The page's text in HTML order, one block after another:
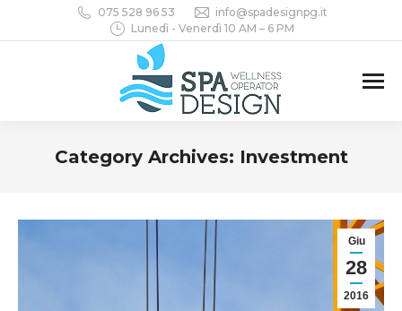
075 528 96 53
info@spadesignpg.it
Lunedì - Venerdì 10 AM – 6 PM
Category Archives: Investment
Giu
28
2016